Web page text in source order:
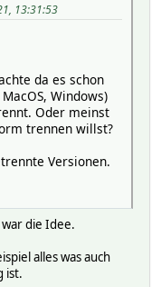
13:31:53
da es schon
Windows)
Oder meinst
trennen willst?
Versionen.
die Idee.
alles was auch
ist.